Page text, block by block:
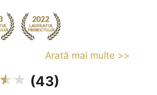
Arată mai multe >>
(43)